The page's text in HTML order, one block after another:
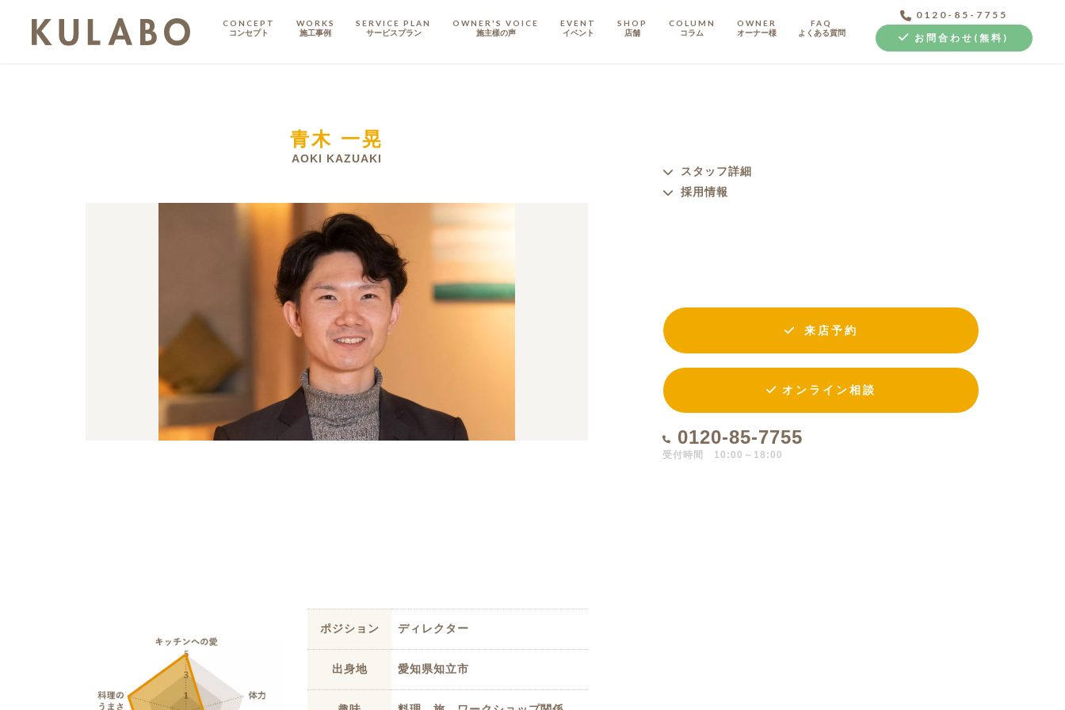
CONCEPT
コンセプト
WORKS
施工事例
MANSION
マンション
SERVICE PLAN
サービスプラン
マンションリノベ 戸建てリノベ
ハイグレードプラン 店舗リノベーション クラボ オリジナルキッチン
OWNER'S VOICE
施主樣の声
EVENT
イベント
SHOP
店舗
COLUMN
コラム
OWNER
オーナー様
FAQ
よくある質問
0120-85-7755
お問合わせ(無料)
青木 一晃
AOKI KAZUAKI
ポジション ディレクター
出身地 愛知県知立市
スタッフ詳細
採用情報
来店予約
オンライン相談
0120-85-7755
受付時間 10:00～18:00